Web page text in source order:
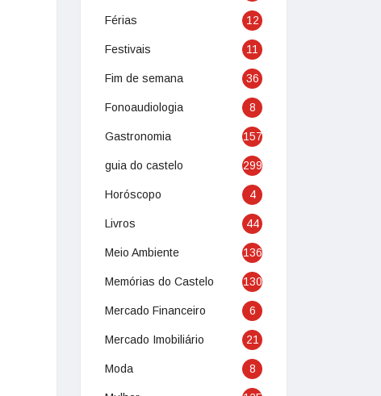
Férias 12
Festivais 11
Fim de semana 36
Fonoaudiologia 8
Gastronomia 157
guia do castelo 299
Horóscopo 4
Livros 44
Meio Ambiente 136
Memórias do Castelo 130
Mercado Financeiro 6
Mercado Imobiliário 21
Moda 8